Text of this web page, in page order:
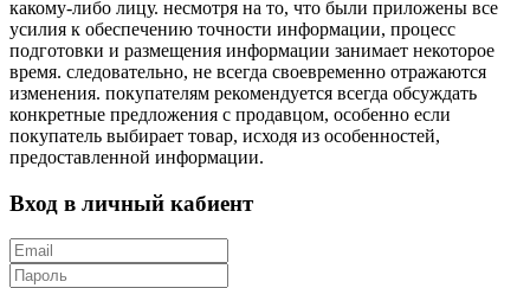
какому-либо лицу. несмотря на то, что были приложены все
усилия к обеспечению точности информации, процесс
подготовки и размещения информации занимает некоторое
время. следовательно, не всегда своевременно отражаются
изменения. покупателям рекомендуется всегда обсуждать
конкретные предложения с продавцом, особенно если
покупатель выбирает товар, исходя из особенностей,
предоставленной информации.
Вход в личный кабиент